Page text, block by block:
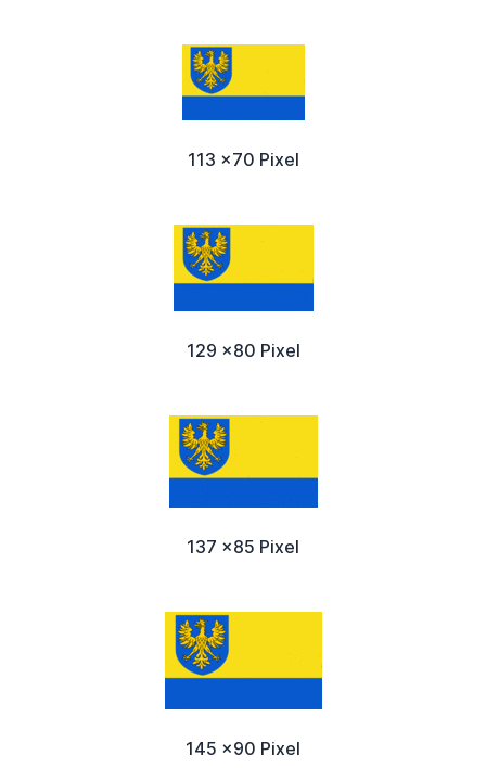
113 x70 Pixel
129 x80 Pixel
137 x85 Pixel
145 x90 Pixel